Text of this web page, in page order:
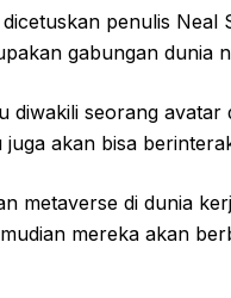
penulis
gabungan dunia
diwakili seorang
akan bisa
metaverse di dunia
mereka akan